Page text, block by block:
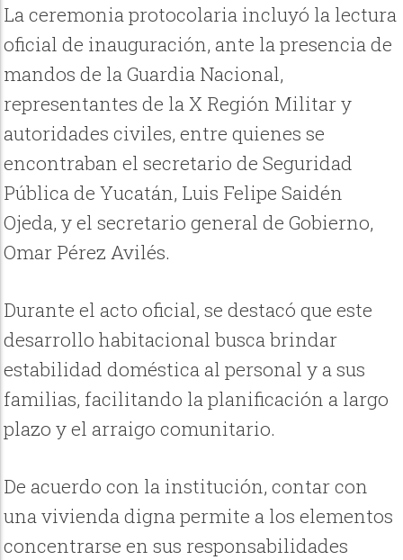
La ceremonia protocolaria incluyó la lectura
oficial de inauguración, ante la presencia de
mandos de la Guardia Nacional,
representantes de la X Región Militar y
autoridades civiles, entre quienes se
encontraban el secretario de Seguridad
Pública de Yucatán, Luis Felipe Saidén
Ojeda, y el secretario general de Gobierno,
Omar Pérez Avilés.
Durante el acto oficial, se destacó que este
desarrollo habitacional busca brindar
estabilidad doméstica al personal y a sus
familias, facilitando la planificación a largo
plazo y el arraigo comunitario.
De acuerdo con la institución, contar con
una vivienda digna permite a los elementos
concentrarse en sus responsabilidades